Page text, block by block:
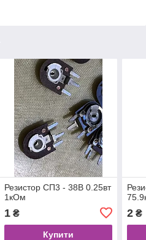
Резистор СП3 - 38В 0.25вт
1кОм
1₴
Купити
2 ₴